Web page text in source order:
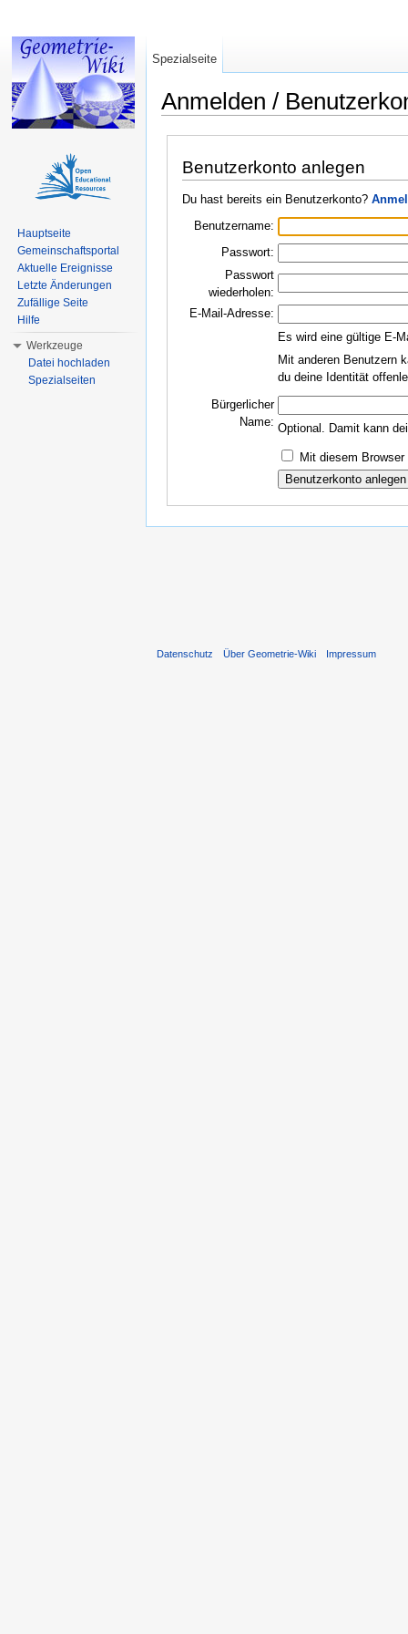
Anmelden /
Benutzerkonto anlegen
Du hast bereits ein Benutzerkonto?
Benutzername:
Passwort:
Passwort
wiederholen:
E-Mail-Adresse:
Es wird eine gültige E-
Mit anderen Benutzern
du deine Identität
Bürgerlicher
Name: Optional. Damit kann
Mit diesem
Spezialseite
Hauptseite
Gemeinschaftsportal
Aktuelle Ereignisse
Letzte Änderungen
Zufällige Seite
Hilfe
Werkzeuge
Datei hochladen
Spezialseiten
Datenschutz Über Geometrie-Wiki Impressum